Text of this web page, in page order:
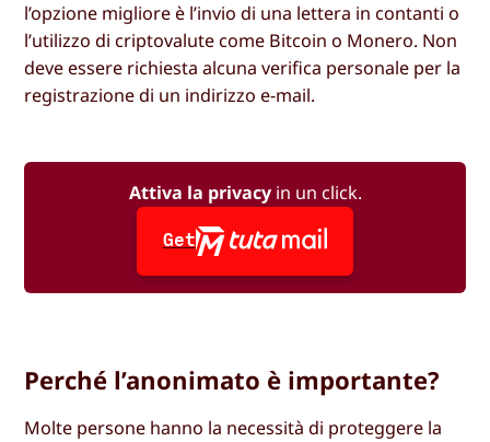
l’opzione migliore è l’invio di una lettera in contanti o
l’utilizzo di criptovalute come Bitcoin o Monero. Non
deve essere richiesta alcuna verifica personale per la
registrazione di un indirizzo e-mail.
Attiva la privacyin un click.
Get
Perché l’anonimato è importante?
Molte persone hanno la necessità di proteggere la